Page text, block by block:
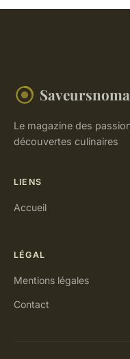
Le magazine des
découvertes culinaires
LIENS
Accueil
LÉGAL
Mentions légales
Contact